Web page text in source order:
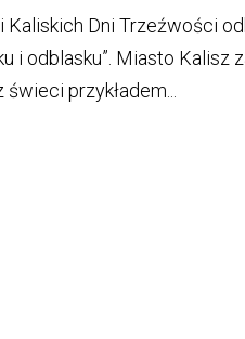
Dni Trzeźwości
i odblasku”. Miasto Kalisz
przykładem...